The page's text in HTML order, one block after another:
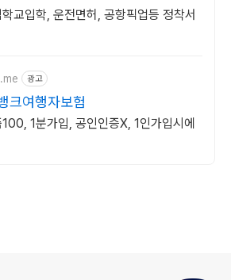
교입학, 운전면허, 공항픽업등 정착서
광고
크여행자보험
1분가입, 공인인증X, 1인가입시에